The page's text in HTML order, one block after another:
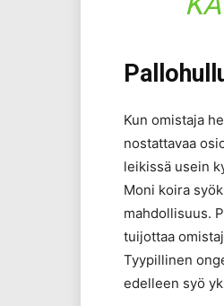
Kun omistaja
nostattavaa
leikissä usein
Moni koira
mahdollisuus.
tuijottaa
Tyypillinen
edelleen syö